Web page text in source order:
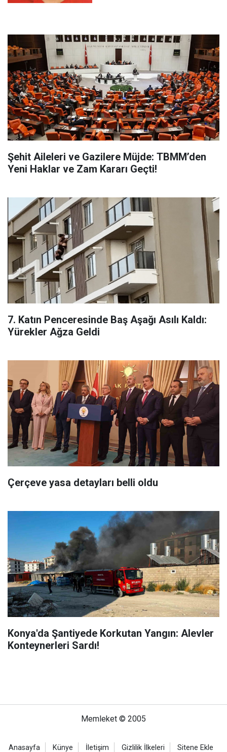
Şehit Aileleri ve Gazilere Müjde: TBMM’den
Yeni Haklar ve Zam Kararı Geçti!
7. Katın Penceresinde Baş Aşağı Asılı Kaldı:
Yürekler Ağza Geldi
Çerçeve yasa detayları belli oldu
Konya'da Şantiyede Korkutan Yangın: Alevler
Konteynerleri Sardı!
Memleket © 2005
Anasayfa Künye İletişim Gizlilik İlkeleri Sitene Ekle